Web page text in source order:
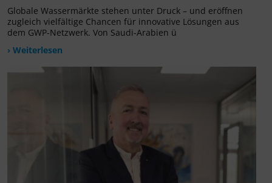
Globale Wassermärkte stehen unter Druck – und eröffnen
zugleich vielfältige Chancen für innovative Lösungen aus
dem GWP-Netzwerk. Von Saudi-Arabien ü
› Weiterlesen